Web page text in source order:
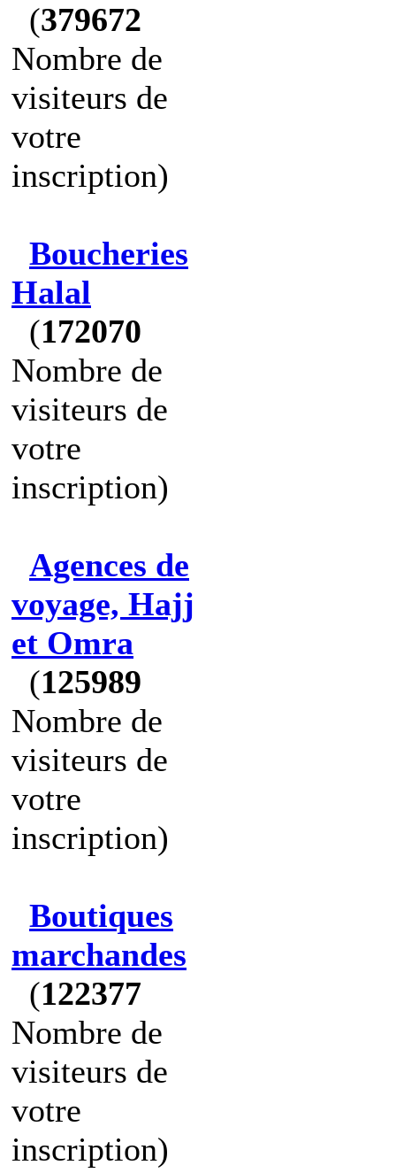
(379672
Nombre de
visiteurs de
votre
inscription)
Boucheries
Halal
(172070
Nombre de
visiteurs de
votre
inscription)
Agences de
voyage, Hajj
et Omra
(125989
Nombre de
visiteurs de
votre
inscription)
Boutiques
marchandes
(122377
Nombre de
visiteurs de
votre
inscription)